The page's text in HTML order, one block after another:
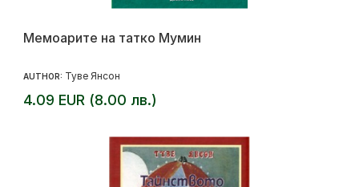
Мемоарите на татко Мумин
AUTHOR: Туве Янсон
4.09 EUR (8.00 лв.)